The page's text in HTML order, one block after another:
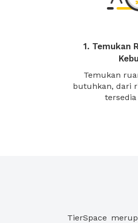
1. Temukan
Temukan
butuhkan, dari
tersedia
TierSpace